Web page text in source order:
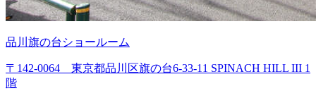
品川旗の台ショールーム
〒142-0064 東京都品川区旗の台6-33-11 SPINACH HILL III 1
階